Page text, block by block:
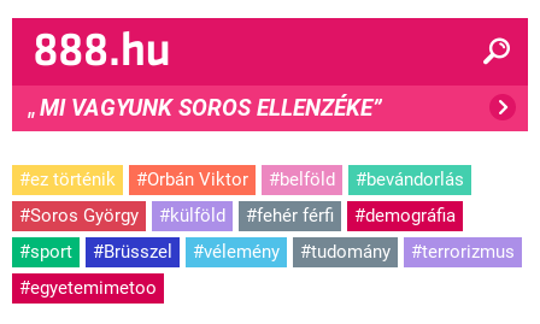
" MI VAGYUNK SOROS ELLENZÉKE”
#ez történik #Orbán Viktor #belföld
#bevándorlás
#Soros György
#külföld #fehér férfi
#demográfia
#sport
#Brüsszel #vélemény #tudomány
#terrorizmus
#egyetemimetoo